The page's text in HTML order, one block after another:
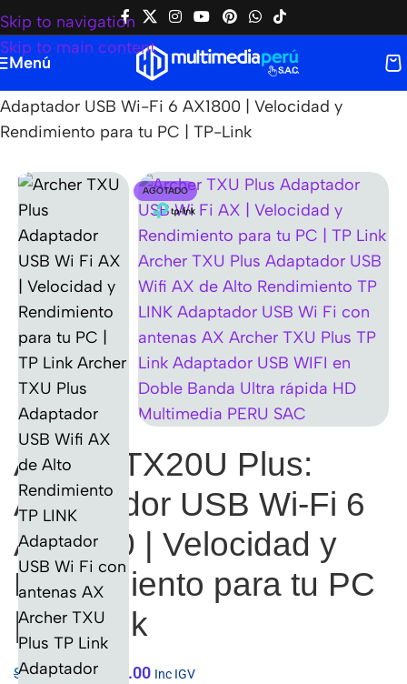
Skip to navigation
Skip to main content
Menú
TP-LINK
Archer TX20U Plus:
Adaptador USB Wi-Fi 6 AX1800 | Velocidad y
Rendimiento para tu PC | TP-Link
AGOTADO
Archer TX20U Plus:
Adaptador USB Wi-Fi 6
AX1800 | Velocidad y
Rendimiento para tu PC
| TP-Link
S/155.00 S/135.00 Inc IGV